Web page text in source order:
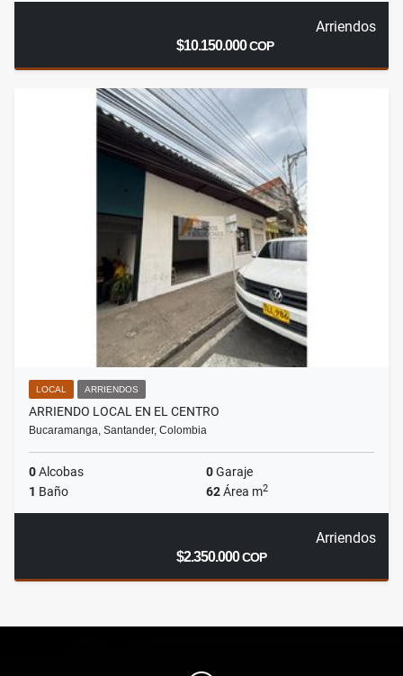
Arriendos
$10.150.000COP
LOCAL ARRIENDOS
ARRIENDO LOCAL EN EL CENTRO
Bucaramanga, Santander, Colombia
0Alcobas 0Garaje
1 Baño 62Área m2
Arriendos
$2.350.000COP